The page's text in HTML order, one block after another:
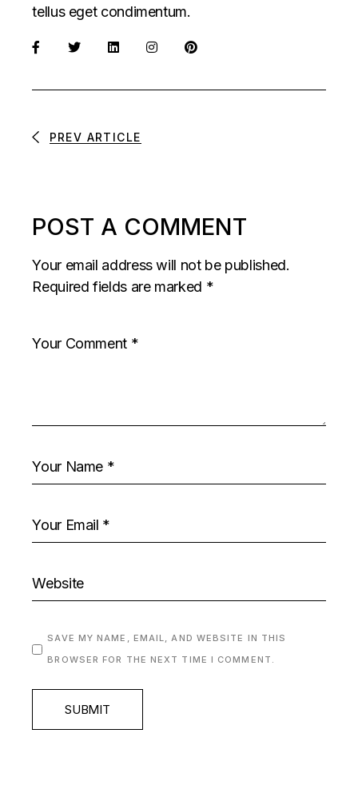
tellus eget condimentum.
PREV ARTICLE
POST A COMMENT
Your email address will not be published.
Required fields are marked *
SAVE MY NAME, EMAIL, AND WEBSITE IN THIS
BROWSER FOR THE NEXT TIME I COMMENT.
SUBMIT